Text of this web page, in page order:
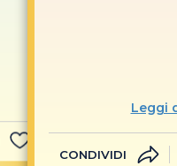
Leggi
CONDIVIDI